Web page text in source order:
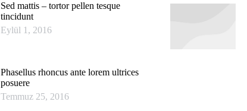
Sed mattis – tortor pellen tesque
tincidunt
Eylül 1, 2016
Phasellus rhoncus ante lorem ultrices
posuere
Temmuz 25, 2016